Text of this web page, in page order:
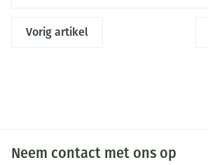
Vorig artikel
Neem contact met ons op